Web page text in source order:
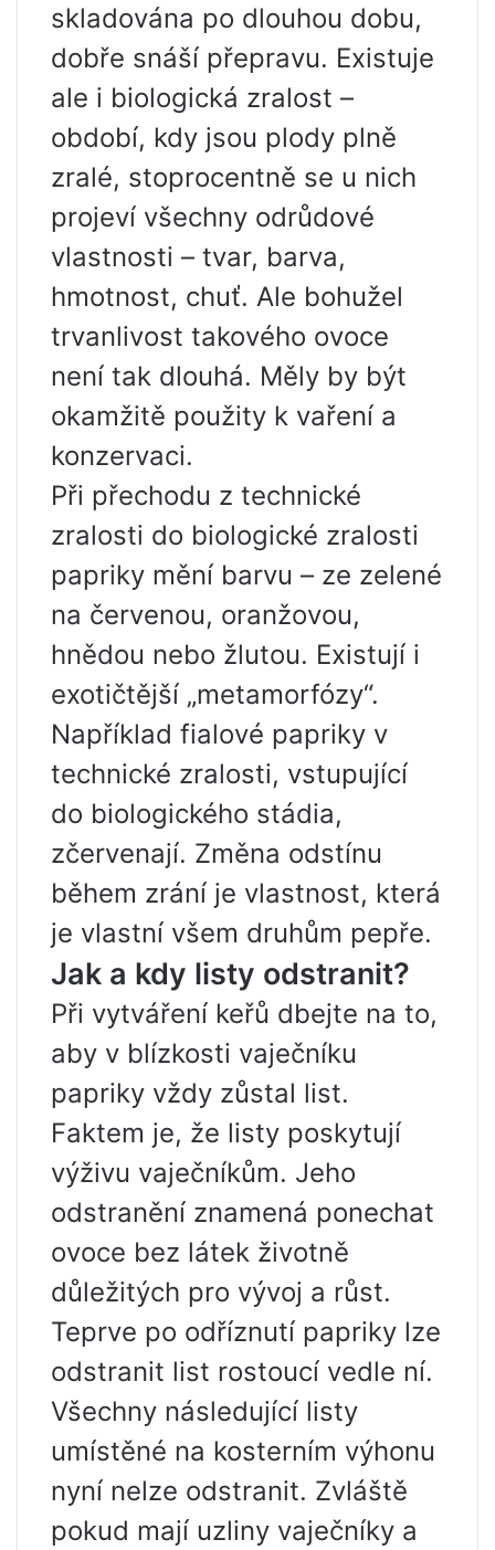
skladována po dlouhou dobu,
dobře snáší přepravu. Existuje
ale i biologická zralost –
období, kdy jsou plody plně
zralé, stoprocentně se u nich
projeví všechny odrůdové
vlastnosti – tvar, barva,
hmotnost, chuť. Ale bohužel
trvanlivost takového ovoce
není tak dlouhá. Měly by být
okamžitě použity k vaření a
konzervaci.
Při přechodu z technické
zralosti do biologické zralosti
papriky mění barvu – ze zelené
na červenou, oranžovou,
hnědou nebo žlutou. Existují i ​​
exotičtější „metamorfózy“.
Například fialové papriky v
technické zralosti, vstupující
do biologického stádia,
zčervenají. Změna odstínu
během zrání je vlastnost, která
je vlastní všem druhům pepře.
Jak a kdy listy odstranit?
Při vytváření keřů dbejte na to,
aby v blízkosti vaječníku
papriky vždy zůstal list.
Faktem je, že listy poskytují
výživu vaječníkům. Jeho
odstranění znamená ponechat
ovoce bez látek životně
důležitých pro vývoj a růst.
Teprve po odříznutí papriky lze
odstranit list rostoucí vedle ní.
Všechny následující listy
umístěné na kosterním výhonu
nyní nelze odstranit. Zvláště
pokud mají uzliny vaječníky a